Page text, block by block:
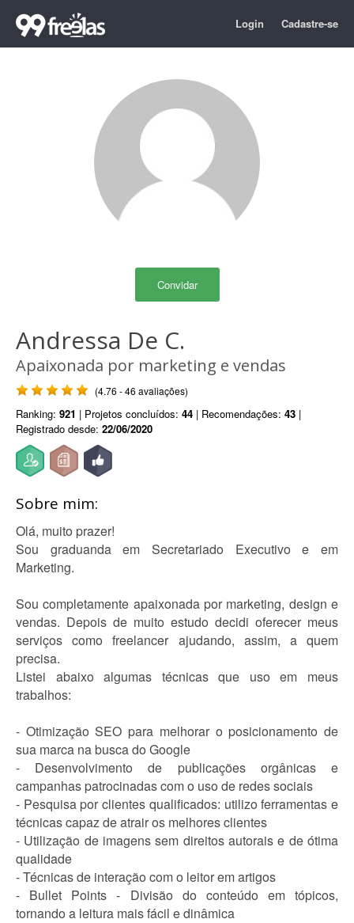
Login Cadastre-se
Convidar
Andressa De C.
Apaixonada por marketing e vendas
(4.76 - 46 avaliações)
Ranking: 921 | Projetos concluídos: 44 | Recomendações: 43 |
Registrado desde: 22/06/2020
Sobre mim:
Olá, muito prazer!
Sou graduanda em Secretariado Executivo e em
Marketing.
Sou completamente apaixonada por marketing, design e
vendas. Depois de muito estudo decidi oferecer meus
serviços como freelancer ajudando, assim, a quem
precisa.
Listei abaixo algumas técnicas que uso em meus
trabalhos:
- Otimização SEO para melhorar o posicionamento de
sua marca na busca do Google
- Desenvolvimento de publicações orgânicas e
campanhas patrocinadas com o uso de redes sociais
- Pesquisa por clientes qualificados: utilizo ferramentas e
técnicas capaz de atrair os melhores clientes
- Utilização de imagens sem direitos autorais e de ótima
qualidade
- Técnicas de interação com o leitor em artigos
- Bullet Points - Divisão do conteúdo em tópicos,
tornando a leitura mais fácil e dinâmica